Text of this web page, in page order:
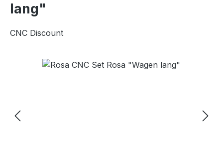
lang"
CNC Discount
Bildergalerie überspringen